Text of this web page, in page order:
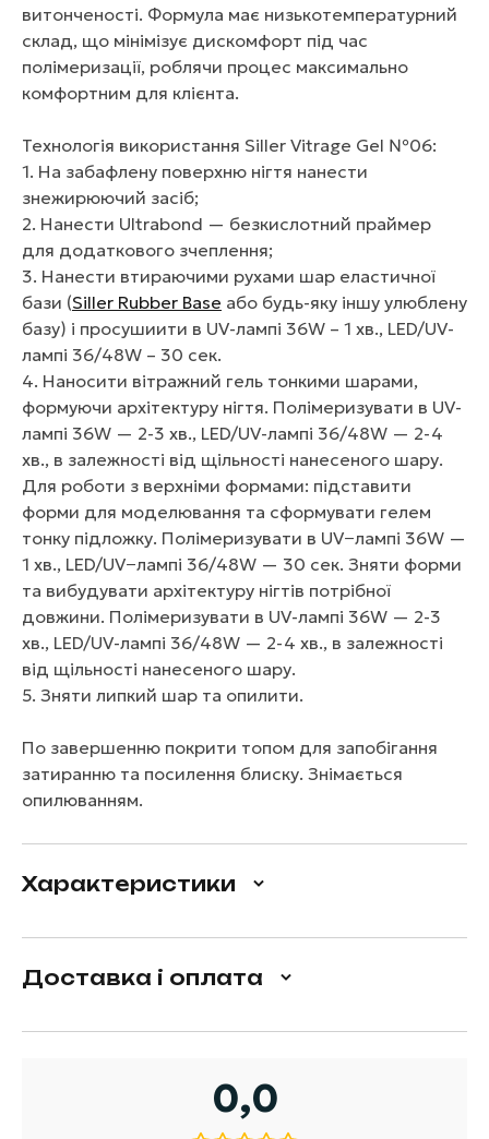
витонченості. Формула має низькотемпературний
склад, що мінімізує дискомфорт під час
полімеризації, роблячи процес максимально
комфортним для клієнта.
Технологія використання Siller Vitrage Gel №06:
1. На забафлену поверхню нігтя нанести
знежирюючий засіб;
2. Нанести Ultrabond — безкислотний праймер
для додаткового зчеплення;
3. Нанести втираючими рухами шар еластичної
бази (Siller Rubber Base або будь-яку іншу улюблену
базу) і просушиити в UV-лампі 36W – 1 хв., LED/UV-
лампі 36/48W – 30 сек.
4. Наносити вітражний гель тонкими шарами,
формуючи архітектуру нігтя. Полімеризувати в UV-
лампі 36W — 2-3 хв., LED/UV-лампі 36/48W — 2-4
хв., в залежності від щільності нанесеного шару.
Для роботи з верхніми формами: підставити
форми для моделювання та сформувати гелем
тонку підложку. Полімеризувати в UV−лампі 36W —
1 хв., LED/UV−лампі 36/48W — 30 сек. Зняти форми
та вибудувати архітектуру нігтів потрібної
довжини. Полімеризувати в UV-лампі 36W — 2-3
хв., LED/UV-лампі 36/48W — 2-4 хв., в залежності
від щільності нанесеного шару.
5. Зняти липкий шар та опилити.
По завершенню покрити топом для запобігання
затиранню та посилення блиску. Знімається
опилюванням.
Характеристики
Доставка і оплата
0,0